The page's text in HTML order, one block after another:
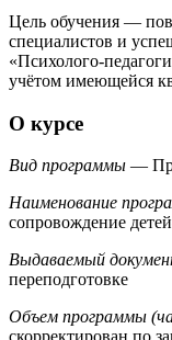
Цель обучения —
специалистов и
«Психолого-
учётом имеющейся
О курсе
Вид программы —
Наименование
сопровождение
Выдаваемый
переподготовке
Объем программы